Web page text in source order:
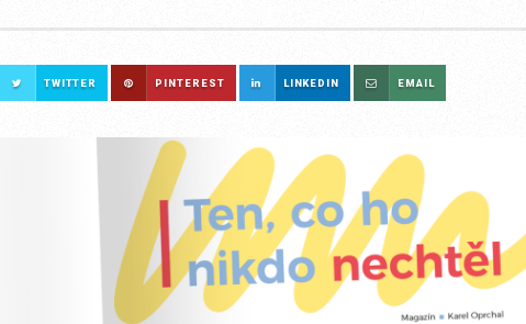
TWITTER PINTEREST LINKEDIN EMAIL